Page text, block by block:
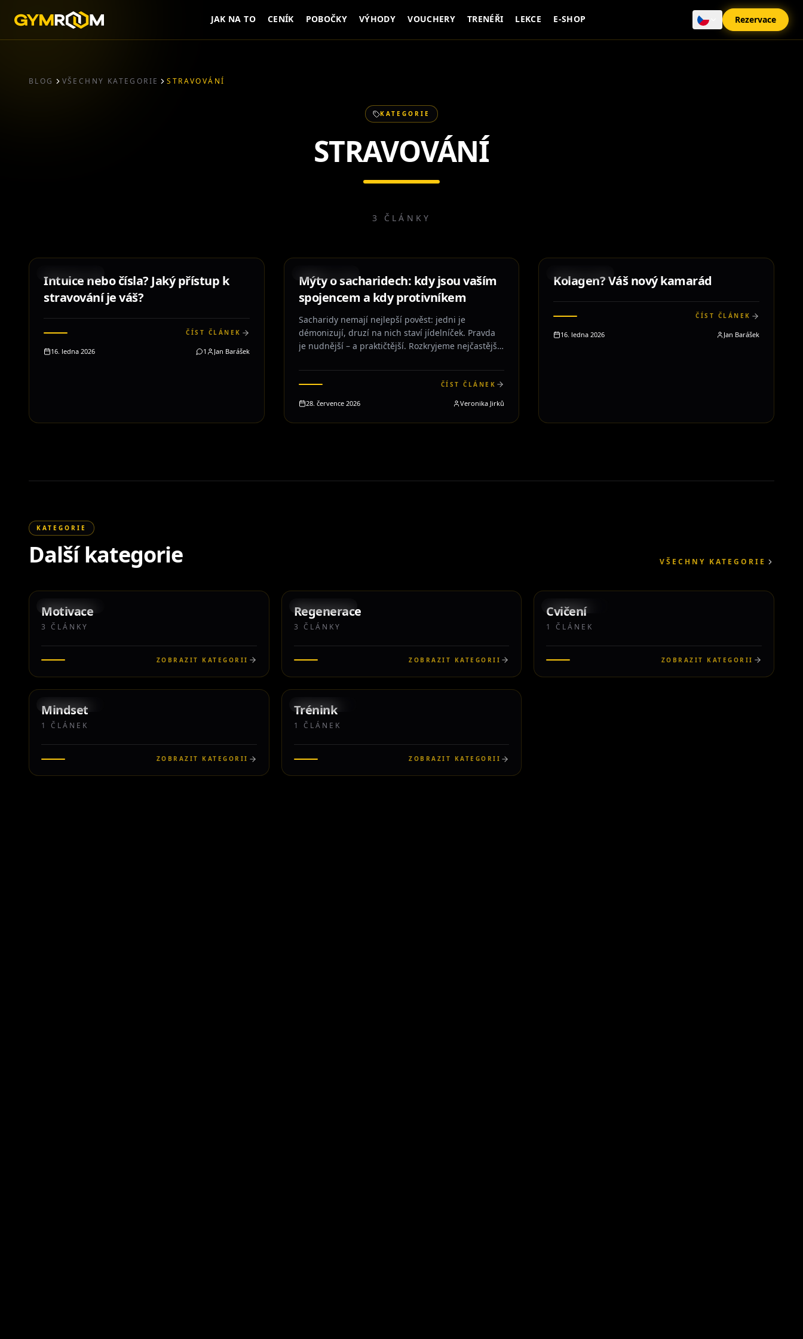
JAK NA TO CENÍK POBOČKY VÝHODY VOUCHERY TRENÉŘI LEKCE E-SHOP Rezervace
BLOG VŠECHNY KATEGORIE STRAVOVÁNÍ
KATEGORIE
STRAVOVÁNÍ
3 ČLÁNKY
Intuice nebo čísla? Jaký přístup k
stravování je váš?
ČÍST ČLÁNEK
16. ledna 2026 1 Jan Barášek
Mýty o sacharidech: kdy jsou vaším
spojencem a kdy protivníkem
Sacharidy nemají nejlepší pověst: jedni je
démonizují, druzí na nich staví jídelníček. Pravda
je nudnější – a praktičtější. Rozkryjeme nejčastější
podpořily výkon, regeneraci i postavu.
ČÍST ČLÁNEK
28. července 2026 Veronika Jirků
Kolagen? Váš nový kamarád
ČÍST ČLÁNEK
16. ledna 2026 Jan Barášek
KATEGORIE
Další kategorie VŠECHNY KATEGORIE
KATEGORIE
Motivace
3 ČLÁNKY
ZOBRAZIT KATEGORII
Regenerace
3 ČLÁNKY
ZOBRAZIT KATEGORII
KATEGORIE
Cvičení
1 ČLÁNEK
ZOBRAZIT KATEGORII
KATEGORIE
Mindset
1 ČLÁNEK
ZOBRAZIT KATEGORII
KATEGORIE
Trénink
1 ČLÁNEK
ZOBRAZIT KATEGORII